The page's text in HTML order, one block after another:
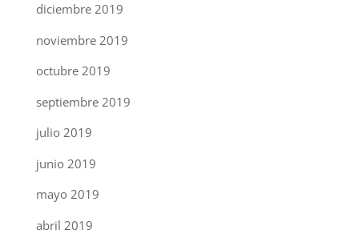
diciembre 2019
noviembre 2019
octubre 2019
septiembre 2019
julio 2019
junio 2019
mayo 2019
abril 2019